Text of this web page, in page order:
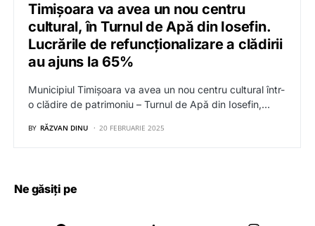
Timișoara va avea un nou centru
cultural, în Turnul de Apă din Iosefin.
Lucrările de refuncționalizare a clădirii
au ajuns la 65%
Municipiul Timișoara va avea un nou centru cultural într-
o clădire de patrimoniu – Turnul de Apă din Iosefin,…
BY RĂZVAN DINU 20 FEBRUARIE 2025
Ne găsiți pe